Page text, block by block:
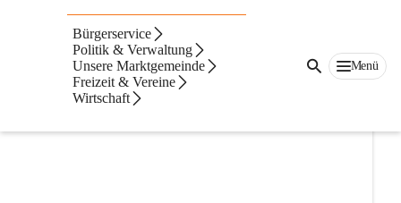
Bürgerservice
Politik & Verwaltung
Unsere Marktgemeinde
Freizeit & Vereine
Wirtschaft
Menü
Geschäftsführender
Gemeinderat